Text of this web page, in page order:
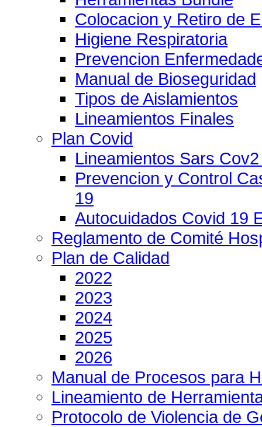
Colocacion y Retiro de
Higiene Respiratoria
Prevencion
Manual de Bioseguridad
Tipos de Aislamientos
Lineamientos Finales
Plan Covid
Lineamientos Sars
Prevencion y Control
19
Autocuidados Covid 19
Reglamento de Comité
Plan de Calidad
2022
2023
2024
2025
2026
Manual de Procesos para
Lineamiento de
Protocolo de Violencia de